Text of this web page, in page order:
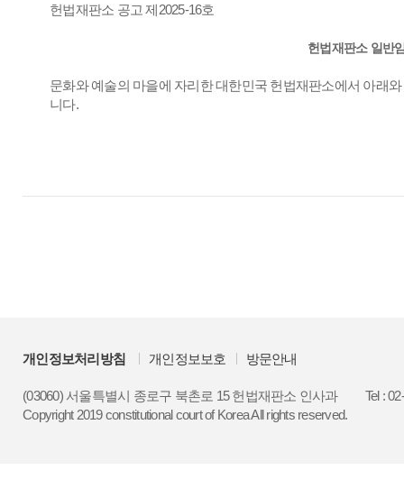
헌법재판소 공고 제2025-16호
헌법재판소 일반
문화와 예술의 마을에 자리한 대한민국 헌법재판소에서 아래
니다.
개인정보처리방침 개인정보보호 방문안내
(03060) 서울특별시 종로구 북촌로 15 헌법재판소 인사과
Tel :
Copyright 2019 constitutional court of Korea All rights reserved.